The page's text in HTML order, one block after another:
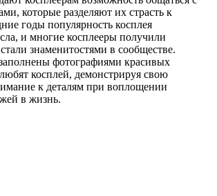
которые разделяют их страсть к
годы популярность косплея
и многие косплееры получили
знаменитостями в сообществе.
фотографиями красивых
косплей, демонстрируя свою
к деталям при воплощении
в жизнь.